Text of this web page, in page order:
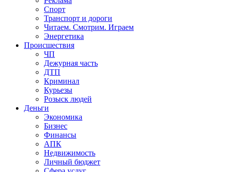
Спорт
Транспорт и дороги
Читаем. Смотрим. Играем
Энергетика
Происшествия
ЧП
Дежурная часть
ДТП
Криминал
Курьезы
Розыск людей
Деньги
Экономика
Бизнес
Финансы
АПК
Недвижимость
Личный бюджет